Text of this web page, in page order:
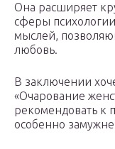
Она расширяет
сферы
мыслей,
любовь.
В заключении
«Очарование
рекомендовать
особенно